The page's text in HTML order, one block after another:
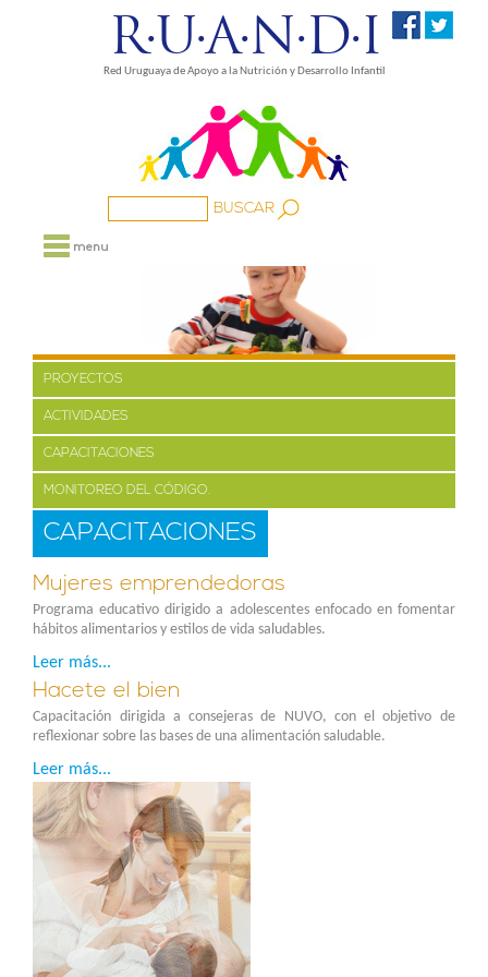
R·U·A·N·D·I
Red Uruguaya de Apoyo a la Nutrición y Desarrollo Infantil
NOSOTROS
PROYECTOS
MEDIOS
FAMILIA
PROYECTOS
ACTIVIDADES
CAPACITACIONES
MONITOREO DEL CÓDIGO.
CAPACITACIONES
Mujeres emprendedoras
Programa educativo dirigido a adolescentes enfocado en fomentar
hábitos alimentarios y estilos de vida saludables.
Leer más...
Hacete el bien
Capacitación dirigida a consejeras de NUVO, con el objetivo de
reflexionar sobre las bases de una alimentación saludable.
Leer más...